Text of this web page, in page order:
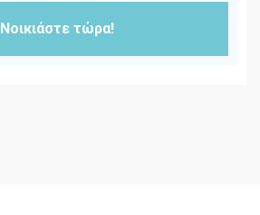
Νοικιάστε τώρα!